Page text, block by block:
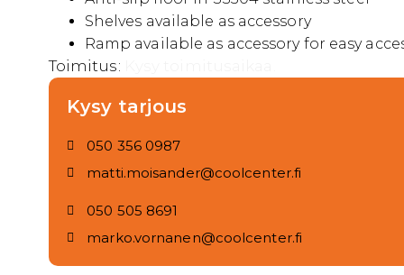
Shelves available as accessory
Ramp available as accessory for easy
Toimitus:
Kysy tarjous
050 356 0987
matti.moisander@coolcenter.fi
050 505 8691
marko.vornanen@coolcenter.fi